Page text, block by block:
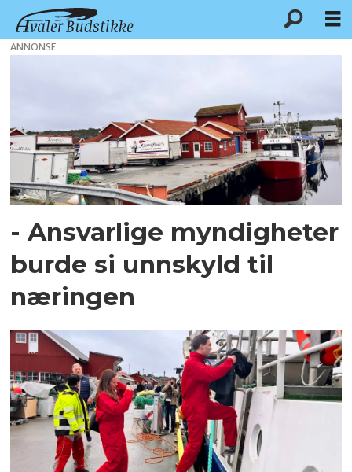
norges
fiskarlag
ANNONSE
- Ansvarlige myndigheter
burde si unnskyld til
næringen